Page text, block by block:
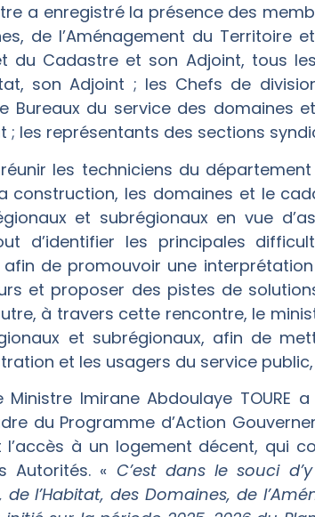
a enregistré la présence des
de l’Aménagement du Territoire
du Cadastre et son Adjoint, tous
son Adjoint ; les Chefs de
Bureaux du service des domaines
; les représentants des sections
les techniciens du
construction, les domaines et le
et subrégionaux en vue
d’identifier les principales
de promouvoir une
et proposer des pistes de
à travers cette rencontre, le
et subrégionaux, afin de
et les usagers du service
Ministre Imirane Abdoulaye
du Programme d’Action
à un logement décent, qui
Autorités. « C’est dans le souci
de l’Habitat, des Domaines, de